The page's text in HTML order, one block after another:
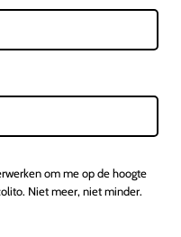
om me op de hoogte
Niet meer, niet minder.